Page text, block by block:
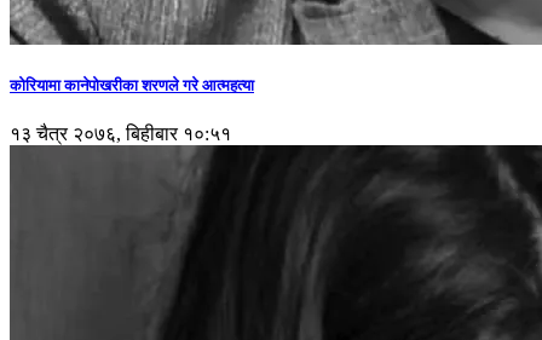
कोरियामा कानेपोखरीका शरणले गरे आत्महत्या
१३ चैत्र २०७६, बिहीबार १०:५१